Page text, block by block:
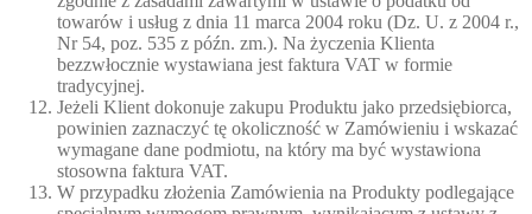
towarów i usług z dnia 11 marca 2004 roku (Dz. U. z 2004 r.,
Nr 54, poz. 535 z późn. zm.). Na życzenia Klienta
bezzwłocznie wystawiana jest faktura VAT w formie
tradycyjnej.
Jeżeli Klient dokonuje zakupu Produktu jako przedsiębiorca,
powinien zaznaczyć tę okoliczność w Zamówieniu i wskazać
wymagane dane podmiotu, na który ma być wystawiona
stosowna faktura VAT.
W przypadku złożenia Zamówienia na Produkty podlegające